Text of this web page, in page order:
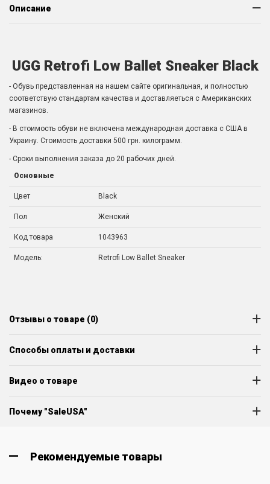
Описание
UGG Retrofi Low Ballet Sneaker Black
- Обувь представленная на нашем сайте оригинальная, и полностью
соответствую стандартам качества и доставляеться с Американских
магазинов.
- В стоимость обуви не включена международная доставка с США в
Украину. Стоимость доставки 500 грн. килограмм.
- Сроки выполнения заказа до 20 рабочих дней.
Основные
Цвет Black
Пол Женский
Код товара 1043963
Модель: Retrofi Low Ballet Sneaker
Отзывы о товаре (0)
Способы оплаты и доставки
Видео о товаре
Почему "SaleUSA"
Рекомендуемые товары